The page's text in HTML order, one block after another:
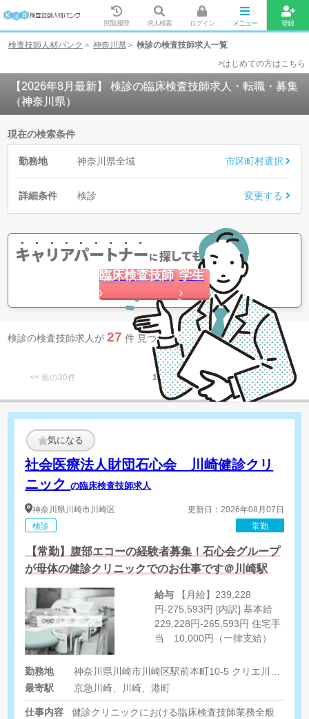
閲覧履歴 求人検索 ログイン メニュー 登録
検査技師人材バンク 神奈川県
検診の検査技師求人一覧
>はじめての方はこちら
【2026年8月最新】 検診の臨床検査技師求人・転職・募集
（神奈川県）
現在の検索条件
勤務地 神奈川県全域 市区町村選択
詳細条件 検診 変更する
キャリアパートナーに探してもらう
臨床検査技師 学生
検診の検査技師求人が 27 件 見つかりました。
<< 前の30件 1 次の30件 >>
気になる
社会医療法人財団石心会 川崎健診クリ
ニックの臨床検査技師求人
神奈川県 川崎市川崎区
検診
更新日：2026年08月07日
常勤
【常勤】腹部エコーの経験者募集！石心会グループ
が母体の健診クリニックでのお仕事です＠川崎駅
給与
円-275,593円 [内訳] 基本給
229,228円-265,593円 住宅手
当 10,000円（一律支給）
勤務地
神奈川県川崎市川崎区駅前本町10-5 クリエ川崎8階
最寄駅
京急川崎、川崎、港町
仕事内容
健診クリニックにおける臨床検査技師業務全般